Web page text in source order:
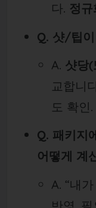
다. 정
Q. 샷/팁
A. 샷당
교합니
도 확인.
Q. 패키지
어떻게 계
A. “내